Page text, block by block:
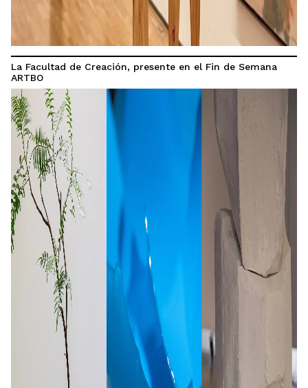
La Facultad de Creación, presente en el Fin de Semana
ARTBO